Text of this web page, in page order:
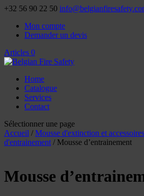
+32 56 90 22 50
Mon compte
Demander un devis
Articles 0
Home
Catalogue
Services
Contact
Sélectionner une page
Accueil / Mousse d'extinction et accessoires
d'entrainement / Mousse d’entrainement
Mousse